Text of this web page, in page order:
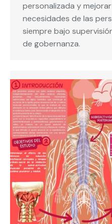
personalizada y
necesidades de las
siempre bajo
de gobernanza.